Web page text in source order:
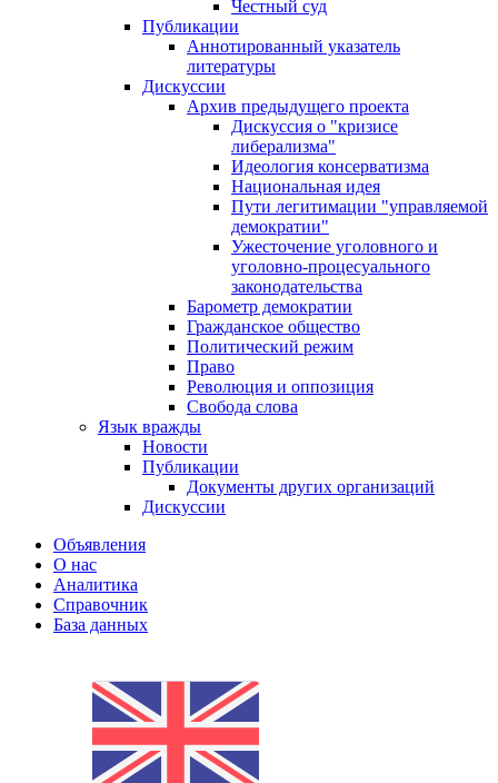
Честный суд
Публикации
Аннотированный указатель
литературы
Дискуссии
Архив предыдущего проекта
Дискуссия о "кризисе
либерализма"
Идеология консерватизма
Национальная идея
Пути легитимации "управляемой
демократии"
Ужесточение уголовного и
уголовно-процесуального
законодательства
Барометр демократии
Гражданское общество
Политический режим
Право
Революция и оппозиция
Свобода слова
Язык вражды
Новости
Публикации
Документы других организаций
Дискуссии
Объявления
О нас
Аналитика
Справочник
База данных